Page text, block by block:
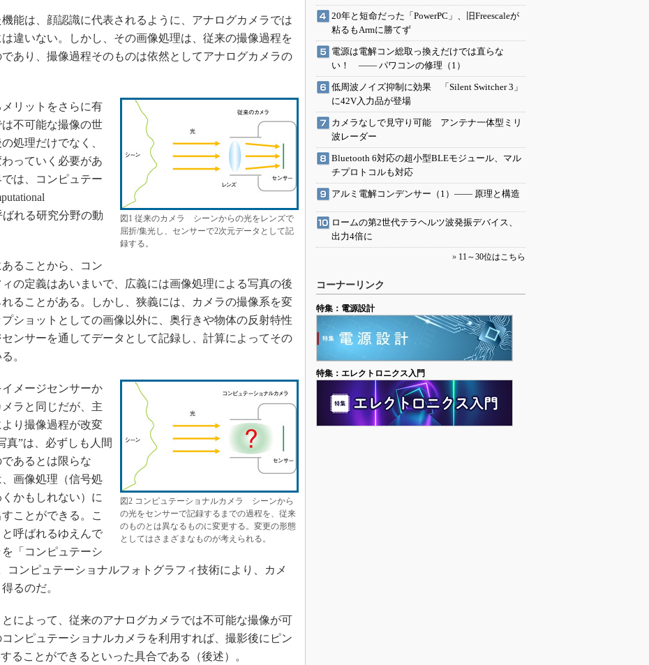
知る【Thread
知る【Z-Wave
能は、顔認識に代表されるように、アナログカメラでは
違いない。しかし、その画像処理は、従来の撮像過程を
あり、撮像過程そのものは依然としてアナログカメラの
図1 従来のカメラ シーンからの光をレンズで
屈折/集光し、センサーで2次元データとして記
録する。
リットをさらに有
不可能な撮像の世
処理だけでなく、
っていく必要があ
は、コンピュテー
ばれる研究分野の動
ることから、コン
の定義はあいまいで、広義には画像処理による写真の後
ることがある。しかし、狭義には、カメラの撮像系を変
ショットとしての画像以外に、奥行きや物体の反射特性
ンサーを通してデータとして記録し、計算によってその
。
図2 コンピュテーショナルカメラ シーンから
の光をセンサーで記録するまでの過程を、従来
のものとは異なるものに変更する。変更の形態
としてはさまざまなものが考えられる。
メージセンサーか
ラと同じだが、主
り撮像過程が改変
真”は、必ずしも人間
あるとは限らな
画像処理（信号処
かもしれない）に
ことができる。こ
呼ばれるゆえんで
「コンピュテーシ
コンピュテーショナルフォトグラフィ技術により、カメ
るのだ。
によって、従来のアナログカメラでは不可能な撮像が可
ンピュテーショナルカメラを利用すれば、撮影後にピン
ることができるといった具合である（後述）。
20年と短命だった「PowerPC」、旧Freescaleが
粘るもArmに勝てず
電源は電解コン総取っ換えだけでは直らな
い！ ―― パワコンの修理（1）
低周波ノイズ抑制に効果 「Silent Switcher 3」
に42V入力品が登場
カメラなしで見守り可能 アンテナ一体型ミリ
波レーダー
Bluetooth 6対応の超小型BLEモジュール、マル
チプロトコルも対応
アルミ電解コンデンサー（1）―― 原理と構造
ロームの第2世代テラヘルツ波発振デバイス、
出力4倍に
» 11～30位はこちら
コーナーリンク
特集：電源設計
特集：エレクトロニクス入門